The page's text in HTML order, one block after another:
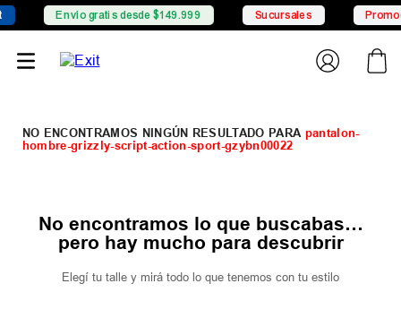
Envío gratis desde $149.999 Sucursales
pantalon-
hombre-grizzly-script-action-sport-gzybn00022
No encontramos lo que buscabas…
pero hay mucho para descubrir
Elegí tu talle y mirá todo lo que tenemos con tu estilo